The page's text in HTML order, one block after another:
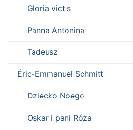
Gloria victis
Panna Antonina
Tadeusz
Éric-Emmanuel Schmitt
Dziecko Noego
Oskar i pani Róża